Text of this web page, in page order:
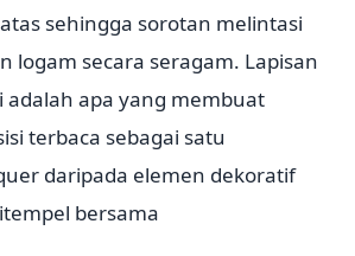
sehingga sorotan melintasi
logam secara seragam. Lapisan
adalah apa yang membuat
terbaca sebagai satu
daripada elemen dekoratif
bersama